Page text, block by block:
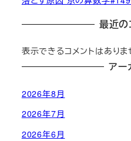
最近の
表示できるコメントはありま
アー
2026年8月
2026年7月
2026年6月